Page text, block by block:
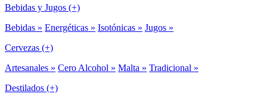
Bebidas y Jugos (+)
Bebidas » Energéticas » Isotónicas » Jugos »
Cervezas (+)
Artesanales » Cero Alcohol » Malta » Tradicional »
Destilados (+)